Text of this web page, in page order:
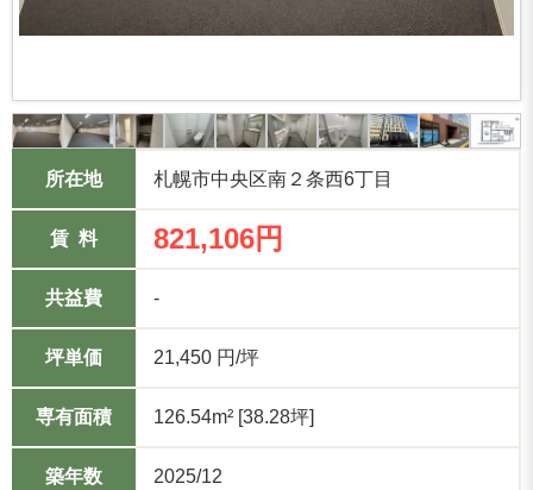
所在地 札幌市中央区南２条西6丁目
賃 料 821,106円
共益費 -
坪単価 21,450 円/坪
専有面積 126.54m² [38.28坪]
築年数 2025/12